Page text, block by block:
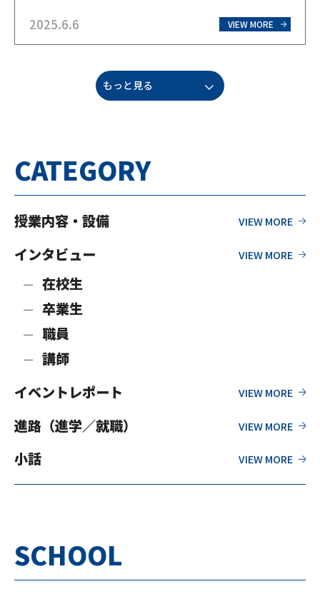
ている計算で、これは過去最高人数です。時代
に合わせた多様なニーズに対応した学校が増え
2025.6.6 VIEW MORE
もっと見る
CATEGORY
授業内容・設備
インタビュー
在校生
卒業生
職員
講師
イベントレポート
進路（進学／就職）
小話
SCHOOL